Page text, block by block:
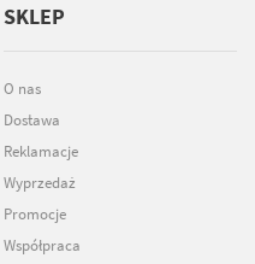
SKLEP
O nas
Dostawa
Reklamacje
Wyprzedaż
Promocje
Współpraca